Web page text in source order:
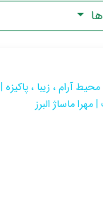
آرام ، زیبا ، پاکیزه |
ماساژ البرز